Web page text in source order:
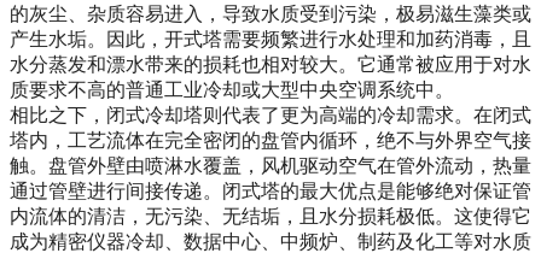
的灰尘、杂质容易进入，导致水质受到污染，极易滋生藻类或
产生水垢。因此，开式塔需要频繁进行水处理和加药消毒，且
水分蒸发和漂水带来的损耗也相对较大。它通常被应用于对水
质要求不高的普通工业冷却或大型中央空调系统中。
相比之下，闭式冷却塔则代表了更为高端的冷却需求。在闭式
塔内，工艺流体在完全密闭的盘管内循环，绝不与外界空气接
触。盘管外壁由喷淋水覆盖，风机驱动空气在管外流动，热量
通过管壁进行间接传递。闭式塔的最大优点是能够绝对保证管
内流体的清洁，无污染、无结垢，且水分损耗极低。这使得它
成为精密仪器冷却、数据中心、中频炉、制药及化工等对水质